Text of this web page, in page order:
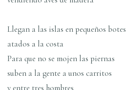
Llegan a las islas en pequeños botes
atados a la costa
Para que no se mojen las piernas
suben a la gente a unos carritos
y entre tres hombres